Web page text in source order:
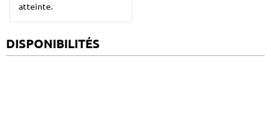
atteinte.
DISPONIBILITÉS